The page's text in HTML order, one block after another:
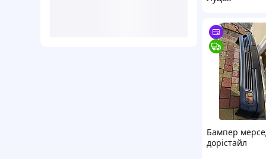
Бампер
дорістайл